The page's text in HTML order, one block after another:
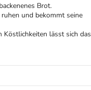
Brot.
und bekommt seine
Köstlichkeiten lässt sich das